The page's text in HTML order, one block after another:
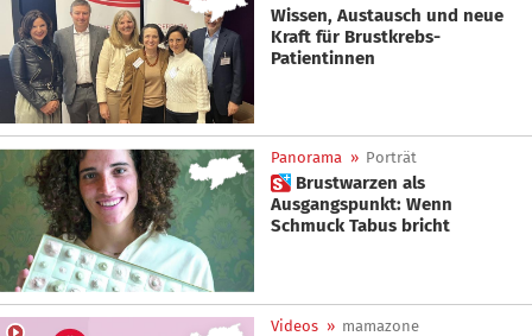
Wissen, Austausch und neue
Kraft für Brustkrebs-
Patientinnen
Panorama » Porträt
 Brustwarzen als
Ausgangspunkt: Wenn
Schmuck Tabus bricht
Videos » mamazone